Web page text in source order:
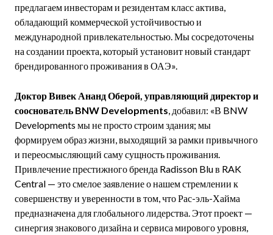
предлагаем инвесторам и резидентам класс актива,
обладающий коммерческой устойчивостью и
международной привлекательностью. Мы сосредоточены
на создании проекта, который установит новый стандарт
брендированного проживания в ОАЭ».
Доктор Вивек Ананд Оберой, управляющий директор и
сооснователь BNW Developments , добавил: «В BNW
Developments мы не просто строим здания; мы
формируем образ жизни, выходящий за рамки привычного
и переосмысляющий саму сущность проживания.
Привлечение престижного бренда Radisson Blu в RAK
Central — это смелое заявление о нашем стремлении к
совершенству и уверенности в том, что Рас-эль-Хайма
предназначена для глобального лидерства. Этот проект —
синергия знакового дизайна и сервиса мирового уровня,